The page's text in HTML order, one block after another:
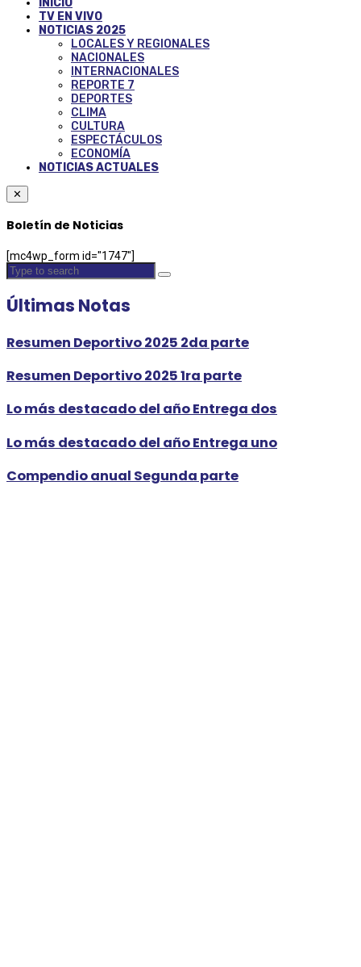
TV EN VIVO
NOTICIAS 2025
LOCALES Y REGIONALES
NACIONALES
INTERNACIONALES
REPORTE 7
DEPORTES
CLIMA
CULTURA
ESPECTÁCULOS
ECONOMÍA
NOTICIAS ACTUALES
✕
Boletín de Noticias
[mc4wp_form id="1747"]
Últimas Notas
Resumen Deportivo 2025 2da parte
Resumen Deportivo 2025 1ra parte
Lo más destacado del año Entrega dos
Lo más destacado del año Entrega uno
Compendio anual Segunda parte